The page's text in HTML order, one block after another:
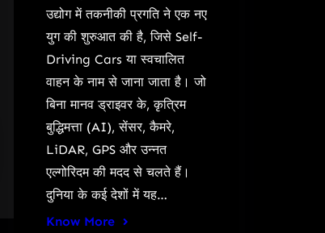
उद्योग में तकनीकी प्रगति ने एक नए
युग की शुरुआत की है, जिसे Self-
Driving Cars या स्वचालित
वाहन के नाम से जाना जाता है। जो
बिना मानव ड्राइवर के, कृत्रिम
बुद्धिमत्ता (AI), सेंसर, कैमरे,
LiDAR, GPS और उन्नत
एल्गोरिदम की मदद से चलते हैं।
दुनिया के कई देशों में यह…
Know More